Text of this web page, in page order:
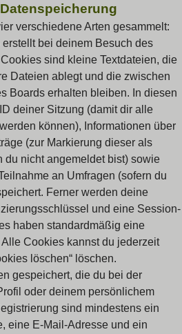
verschiedene Arten gesammelt:
bei deinem Besuch des
sind kleine Textdateien, die
Dateien ablegt und die zwischen
Boards erhalten bleiben. In diesen
deiner Sitzung (damit dir alle
können), Informationen über
(zur Markierung dieser als
du nicht angemeldet bist) sowie
an Umfragen (sofern du
Ferner werden deine
und eine Session-
haben standardmäßig eine
Cookies kannst du jederzeit
löschen“ löschen.
gespeichert, die du bei der
oder deinem persönlichem
sind mindestens ein
eine E-Mail-Adresse und ein